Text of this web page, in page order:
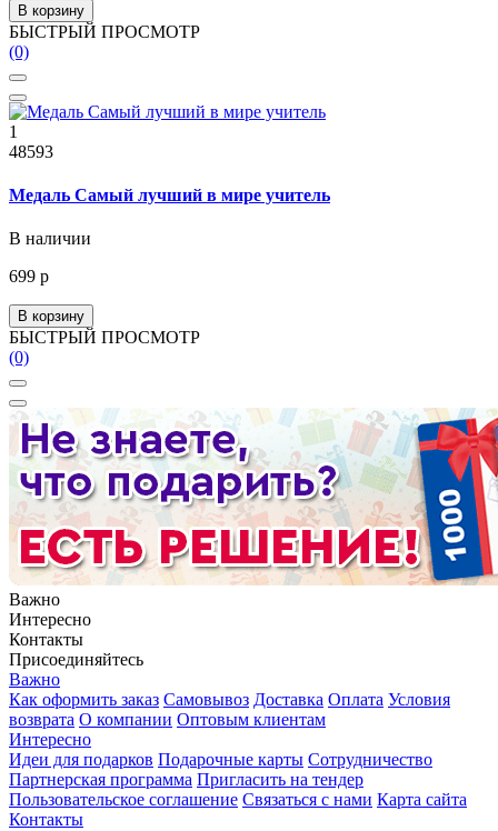
В корзину
БЫСТРЫЙ ПРОСМОТР
(0)
1
48593
Медаль Самый лучший в мире учитель
В наличии
699 р
В корзину
БЫСТРЫЙ ПРОСМОТР
(0)
Важно
Интересно
Контакты
Присоединяйтесь
Важно
Как оформить заказ Самовывоз Доставка Оплата Условия
возврата О компании Оптовым клиентам
Интересно
Идеи для подарков Подарочные карты Сотрудничество
Партнерская программа Пригласить на тендер
Пользовательское соглашение Связаться с нами Карта сайта
Контакты